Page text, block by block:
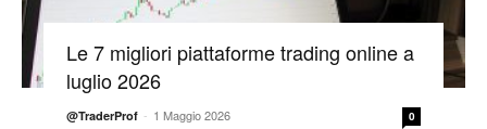
Le 7 migliori piattaforme trading online a
luglio 2026
@TraderProf - 1 Maggio 2026 0